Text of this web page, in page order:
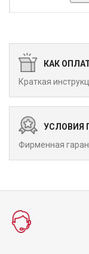
КАК
Краткая
УСЛОВИЯ
Фирменная